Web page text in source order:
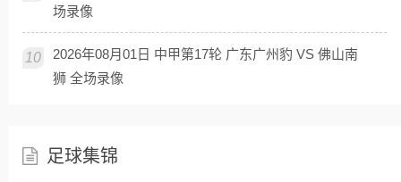
场录像
10
2026年08月01日 中甲第17轮 广东广州豹 VS 佛山南
狮 全场录像
足球集锦